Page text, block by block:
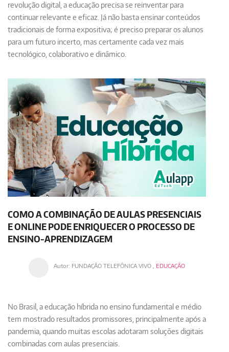
revolução digital, a educação precisa se reinventar para
continuar relevante e eficaz. Já não basta ensinar conteúdos
tradicionais de forma expositiva; é preciso preparar os alunos
para um futuro incerto, mas certamente cada vez mais
tecnológico, colaborativo e dinâmico.
COMO A COMBINAÇÃO DE AULAS PRESENCIAIS
E ONLINE PODE ENRIQUECER O PROCESSO DE
ENSINO-APRENDIZAGEM
Autor: FUNDAÇÃO TELEFÔNICA VIVO EDUCAÇÃO
No Brasil, a educação híbrida no ensino fundamental e médio
tem mostrado resultados promissores, principalmente após a
pandemia, quando muitas escolas adotaram soluções digitais
combinadas com aulas presenciais.